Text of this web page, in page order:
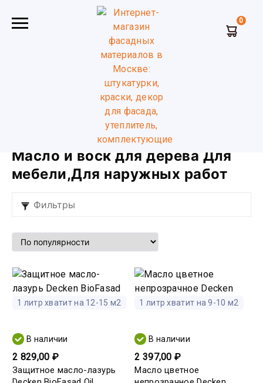
0
Масло и воск для дерева
Масло и воск для дерева Для
мебели,Для наружных работ
Фильтры
1 литр хватит на 12-15 м2
В наличии
2 829,00 ₽
Защитное масло-лазурь
1 литр хватит на 9-10 м2
В наличии
2 397,00 ₽
Масло цветное